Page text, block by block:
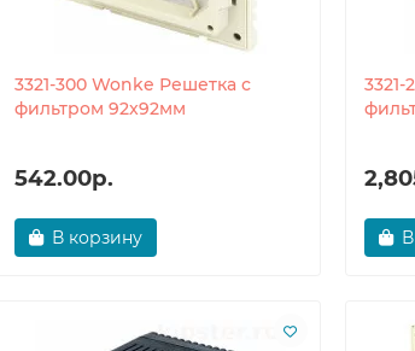
3321-300 Wonke Решетка с
фильтром 92x92мм
542.00р.
В корзину